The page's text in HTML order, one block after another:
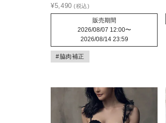
¥5,490
販売期間
2026/08/07 12:00〜
2026/08/14 23:59
#脇肉補正